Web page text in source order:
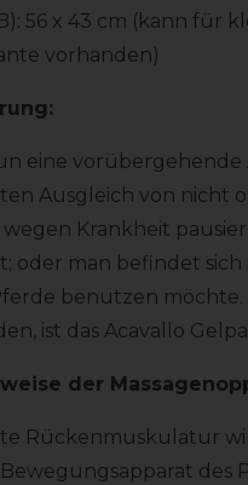
56 x 43 cm (kann für
vorhanden)
eine
Ausgleich von nicht
Krankheit
oder man befindet
benutzen möchte.
ist das Acavallo
der
Rückenmuskulatur
des